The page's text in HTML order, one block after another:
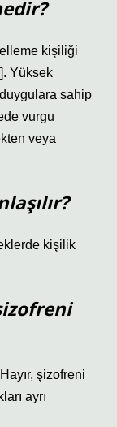
kişiliği
Yüksek
sahip
vurgu
veya
kişilik
şizofreni
ayrı